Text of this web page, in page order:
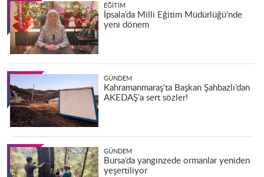
EĞITIM
İpsala’da Milli Eğitim Müdürlüğü’nde
yeni dönem
GÜNDEM
Kahramanmaraş'ta Başkan Şahbazlı’dan
AKEDAŞ’a sert sözler!
GÜNDEM
Bursa’da yangınzede ormanlar yeniden
yeşertiliyor